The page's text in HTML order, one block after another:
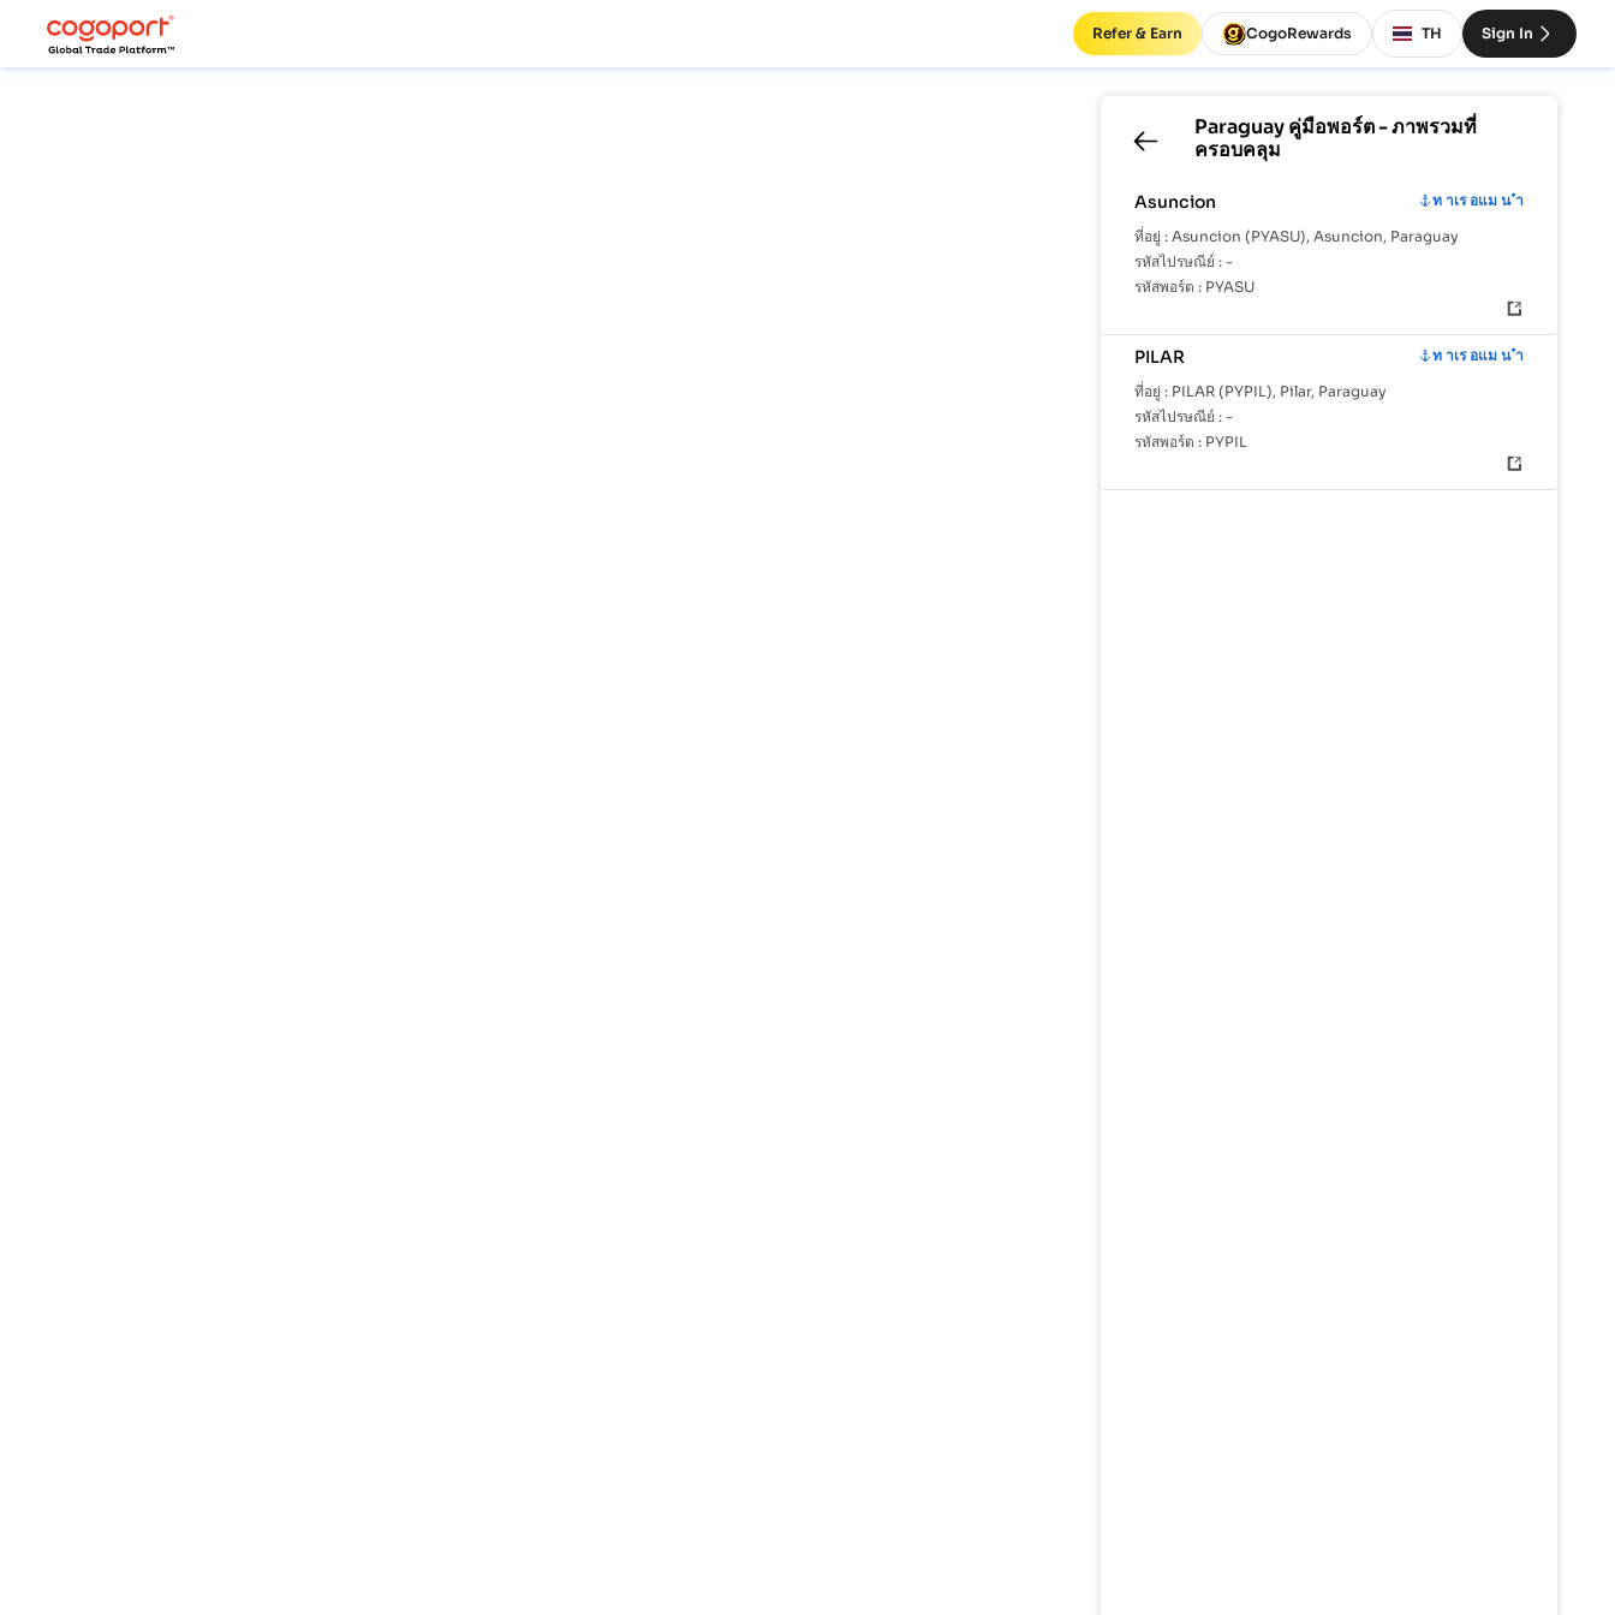
Refer & Earn CogoRewards TH Sign In
Paraguayคู่มือพอร์ต - ภาพรวมที่
ครอบคลุม
Asuncion
ท าเร อแม น ำ
ที่อยู่ : Asuncion (PYASU), Asuncion, Paraguay
รหัสไปรษณีย์ : -
รหัสพอร์ต : PYASU
PILAR
ท าเร อแม น ำ
ที่อยู่ : PILAR (PYPIL), Pilar, Paraguay
รหัสไปรษณีย์ : -
รหัสพอร์ต : PYPIL